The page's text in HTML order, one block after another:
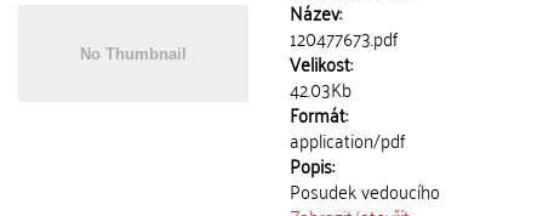
Název:
120477673.pdf
Velikost:
42.03Kb
Formát:
application/pdf
Popis:
Posudek vedoucího